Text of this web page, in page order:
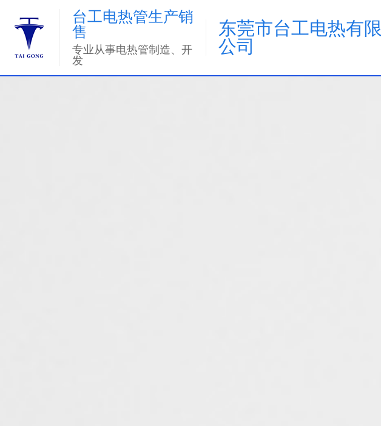
台工电热管生产销
售
专业从事电热管制造、开
发
东莞市台工电热有限
公司